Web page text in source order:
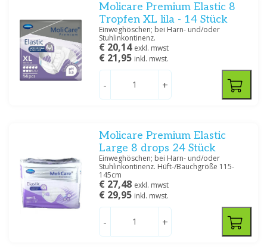
Molicare Premium Elastic 8
Tropfen XL lila - 14 Stück
Einweghöschen; bei Harn- und/oder
Stuhlinkontinenz.
€ 20,14 exkl. mwst
€ 21,95 inkl. mwst.
- +
Molicare Premium Elastic
Large 8 drops 24 Stück
Einweghöschen; bei Harn- und/oder
Stuhlinkontinenz. Hüft-/Bauchgröße 115-
145cm
€ 27,48 exkl. mwst
€ 29,95 inkl. mwst.
- +